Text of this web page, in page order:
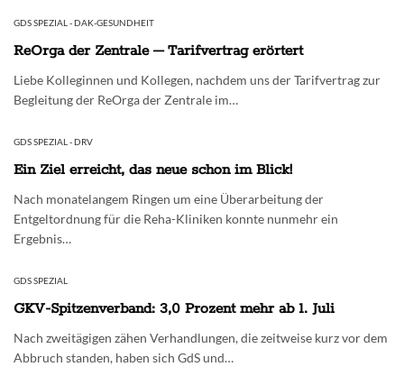
GDS SPEZIAL - DAK-GESUNDHEIT
ReOrga der Zentrale – Tarifvertrag erörtert
Liebe Kolleginnen und Kollegen, nachdem uns der Tarifvertrag zur
Begleitung der ReOrga der Zentrale im…
GDS SPEZIAL - DRV
Ein Ziel erreicht, das neue schon im Blick!
Nach monatelangem Ringen um eine Überarbeitung der
Entgeltordnung für die Reha-Kliniken konnte nunmehr ein
Ergebnis…
GDS SPEZIAL
GKV-Spitzenverband: 3,0 Prozent mehr ab 1. Juli
Nach zweitägigen zähen Verhandlungen, die zeitweise kurz vor dem
Abbruch standen, haben sich GdS und…